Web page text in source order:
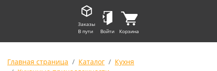
Заказы
В пути
Войти Корзина
Главная страница Каталог
Кухня